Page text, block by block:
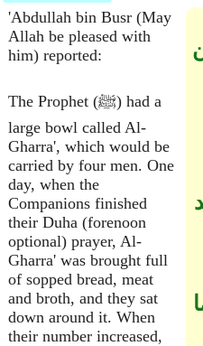
'Abdullah bin Busr (May
Allah be pleased with
him) reported:
The Prophet (ﷺ) had a
large bowl called Al-
Gharra', which would be
carried by four men. One
day, when the
Companions finished
their Duha (forenoon
optional) prayer, Al-
Gharra' was brought full
of sopped bread, meat
and broth, and they sat
down around it. When
their number increased,